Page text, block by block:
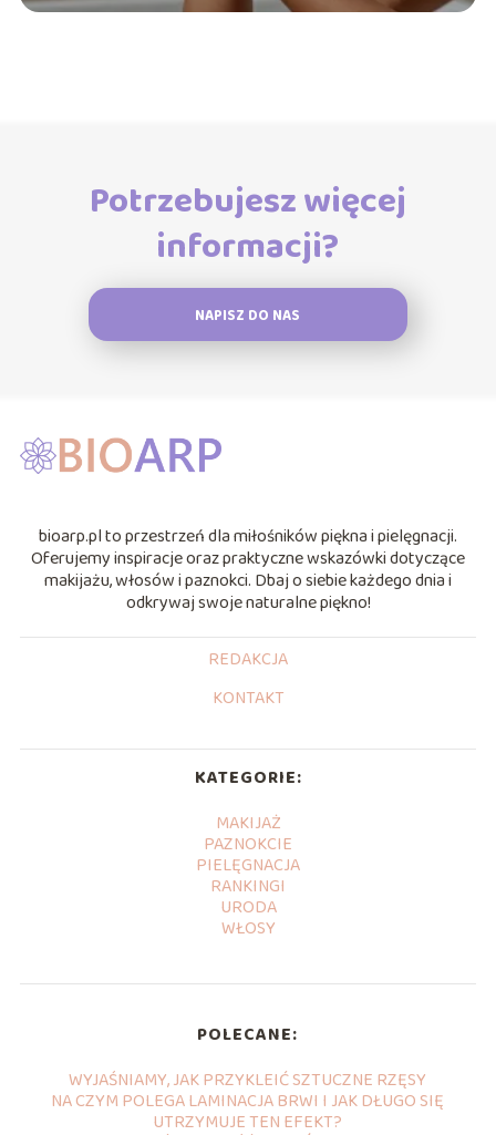
Potrzebujesz więcej
informacji?
NAPISZ DO NAS
bioarp.pl to przestrzeń dla miłośników piękna i pielęgnacji.
Oferujemy inspiracje oraz praktyczne wskazówki dotyczące
makijażu, włosów i paznokci. Dbaj o siebie każdego dnia i
odkrywaj swoje naturalne piękno!
REDAKCJA
KONTAKT
KATEGORIE:
MAKIJAŻ
PAZNOKCIE
PIELĘGNACJA
RANKINGI
URODA
WŁOSY
POLECANE:
WYJAŚNIAMY, JAK PRZYKLEIĆ SZTUCZNE RZĘSY
NA CZYM POLEGA LAMINACJA BRWI I JAK DŁUGO SIĘ
UTRZYMUJE TEN EFEKT?